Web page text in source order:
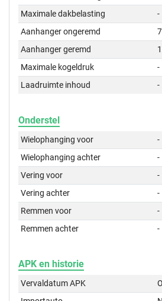
Maximale dakbelasting
-
Aanhanger ongeremd
Aanhanger geremd
Maximale kogeldruk
-
Laadruimte inhoud
-
Onderstel
Wielophanging voor
-
Wielophanging achter
-
Vering voor
-
Vering achter
-
Remmen voor
-
Remmen achter
-
APK en historie
Vervaldatum APK